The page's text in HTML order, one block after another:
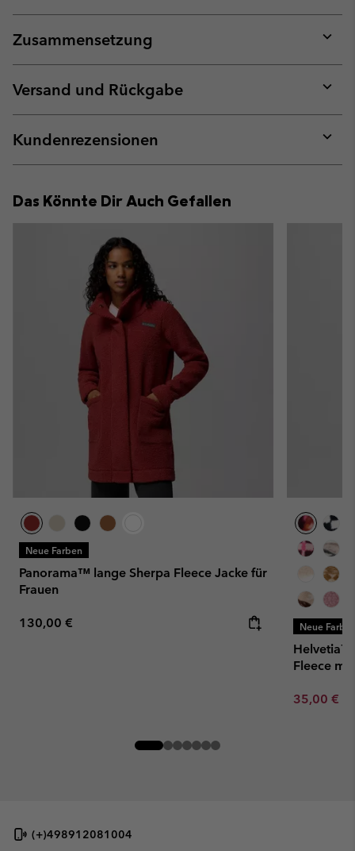
Zusammensetzung
or
Versand und Rückgabe
or
Kundenrezensionen
or
Das Könnte Dir Auch Gefallen
Neue Farben
Panorama™ lange Sherpa Fleece Jacke für
Frauen
Regular price:
130,00 € Neue
Helvetia™
Fleece
Minimum
35,00 €
(+)498912081004